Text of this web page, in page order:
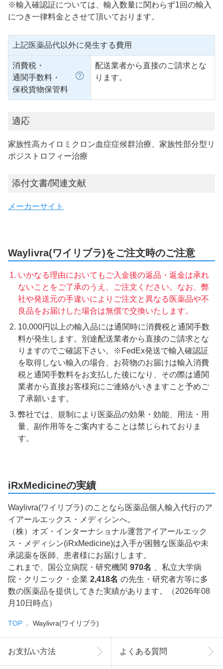
※輸入確認証については、輸入数量に関わらず1回の輸入
につき一律料金とさせて頂いております。
上記医薬品代以外に発生する費用
消費税・
通関手数料・
保税貨物保管料
配送業者から直接のご請求とな
ります。
適応
家族性高カイロミクロン血症症候群治療、家族性部分型リ
ポジストロフィー治療
添付文書/関連文献
メーカーサイト
Waylivra(ワイリブラ)をご注文時のご注意
いかなる理由においてもご入金後の返品・返金は承れ
ないことをご了承のうえ、ご注文ください。なお、弊
社や発送元の手違いによりご注文と異なる医薬品や不
良品をお届けした場合は無償で交換いたします。
10,000円以上の輸入品には通関時に消費税と通関手数
料が発生します。別途配送業者から直接のご請求とな
りますのでご確認下さい。※FedEx発送で輸入確認証
を取得しない輸入の場合、お荷物のお届けは輸入消費
税と通関手数料をお支払した後になり、その際は通関
業者から直接お客様宛にご連絡がいきますこと予めご
了承願います。
弊社では、規制により医薬品の効果・効能、用法・用
量、副作用等をご案内することは禁じられておりま
す。
iRxMedicineの実績
Waylivra(ワイリブラ) のことなら医薬品個人輸入代行のア
イアールエックス・メディシンへ。
（株）オズ・インターナショナル運営アイアールエック
ス・メディシン(iRxMedicine)は入手が困難な医薬品や未
承認薬を医師、患者様にお届けします。
これまで、国公立病院・研究機関 970名
、私立大学病
院・クリニック・企業 2,418名 の先生・研究者方等に多
数の医薬品を提供してきた実績があります。（2026年08
月10日時点）
TOP Waylivra(ワイリブラ)
お支払い方法 よくある質問